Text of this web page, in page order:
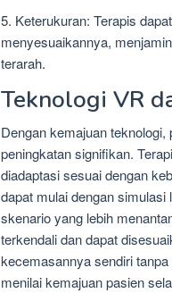
5. Keterukuran: Terapis
menyesuaikannya,
terarah.
Teknologi VR
Dengan kemajuan
peningkatan signifikan.
diadaptasi sesuai dengan
dapat mulai dengan
skenario yang lebih
terkendali dan dapat
kecemasannya sendiri
menilai kemajuan pasien